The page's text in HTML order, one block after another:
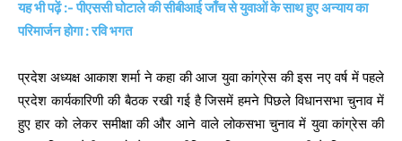
यह भी पढ़ें :- पीएससी घोटाले की सीबीआई जाँच से युवाओं के साथ हुए अन्याय का
परिमार्जन होगा : रवि भगत
प्रदेश अध्यक्ष आकाश शर्मा ने कहा की आज युवा कांग्रेस की इस नए वर्ष में पहले
प्रदेश कार्यकारिणी की बैठक रखी गई है जिसमें हमने पिछले विधानसभा चुनाव में
हुए हार को लेकर समीक्षा की और आने वाले लोकसभा चुनाव में युवा कांग्रेस की